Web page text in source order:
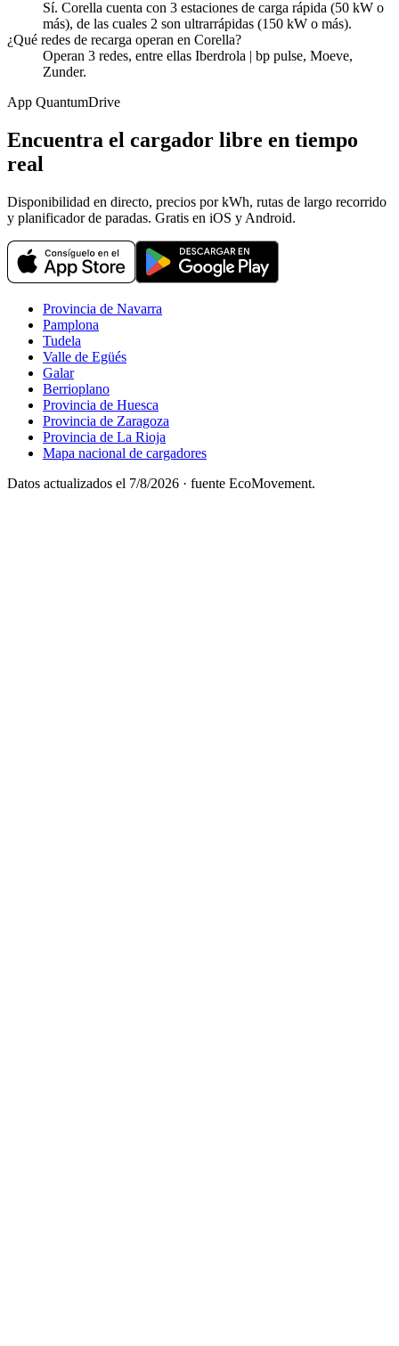
Sí. Corella cuenta con 3 estaciones de carga rápida (50 kW o
más), de las cuales 2 son ultrarrápidas (150 kW o más).
¿Qué redes de recarga operan en Corella?
Operan 3 redes, entre ellas Iberdrola | bp pulse, Moeve,
Zunder.
App QuantumDrive
Encuentra el cargador libre en tiempo
real
Disponibilidad en directo, precios por kWh, rutas de largo recorrido
y planificador de paradas. Gratis en iOS y Android.
Provincia de Navarra
Pamplona
Tudela
Valle de Egüés
Galar
Berrioplano
Provincia de Huesca
Provincia de Zaragoza
Provincia de La Rioja
Mapa nacional de cargadores
Datos actualizados el 7/8/2026 · fuente EcoMovement.